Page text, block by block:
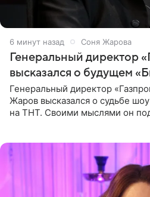
6 минут назад Соня Жарова
Генеральный директор
высказался о будущем
Генеральный директор
Жаров высказался о судьбе
на ТНТ. Своими мыслями он